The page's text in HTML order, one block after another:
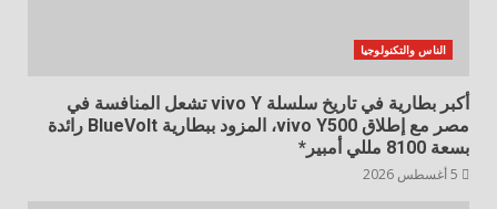
الناس والتكنولوجيا
أكبر بطارية في تاريخ سلسلة vivo Y تشعل المنافسة في
مصر مع إطلاق vivo Y500، المزود ببطارية BlueVolt رائدة
بسعة 8100 مللي أمبير*